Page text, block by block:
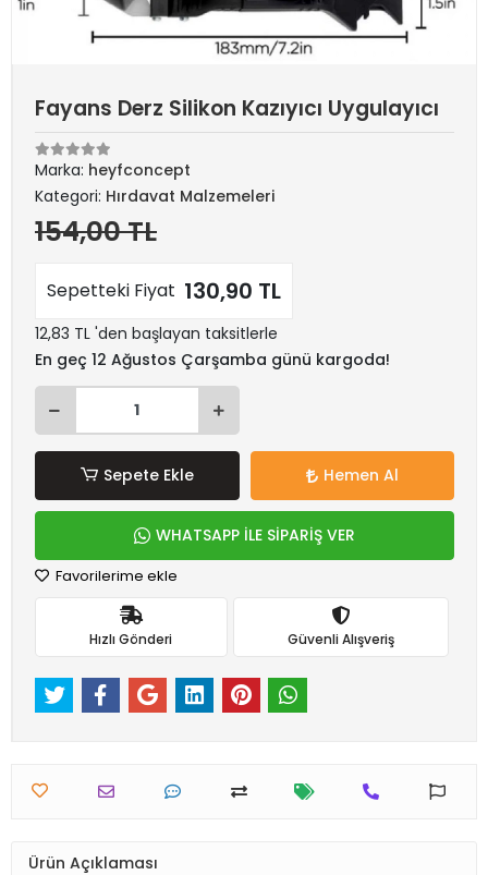
Fayans Derz Silikon Kazıyıcı Uygulayıcı
Marka: heyfconcept
Kategori: Hırdavat Malzemeleri
154,00 TL
Sepetteki Fiyat 130,90 TL
12,83 TL 'den başlayan taksitlerle
En geç 12 Ağustos Çarşamba günü kargoda!
Sepete Ekle Hemen Al
WHATSAPP İLE SİPARİŞ VER
Favorilerime ekle
Hızlı Gönderi Güvenli Alışveriş
Ürün Açıklaması